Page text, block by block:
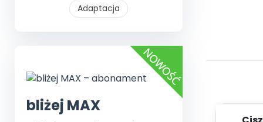
Adaptacja
bliżej MAX